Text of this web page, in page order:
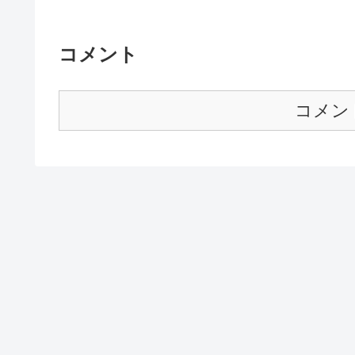
コメント
コメン